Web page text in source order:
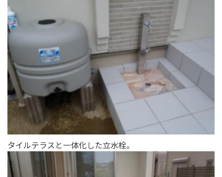
タイルテラスと一体化した立水栓。